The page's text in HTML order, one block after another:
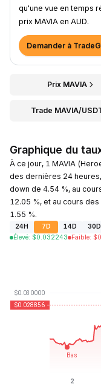
qu'une vue en temps
prix MAVIA en AUD.
Demander à
Prix MAVIA
Trade MAVIA/
Graphique du
À ce jour, 1 MAVIA
des dernières 24
down de 4.54 %, au
12.05 %, et au cours
1.55 %.
24H 7D 14D 30D
Élevé: $0.032243 Faible: $
Dernière mise à jour : 2026-